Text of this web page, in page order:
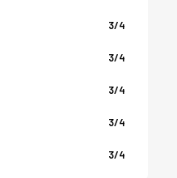
3/4
3/4
3/4
3/4
3/4